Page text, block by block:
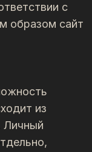
с
образом сайт
из
Личный